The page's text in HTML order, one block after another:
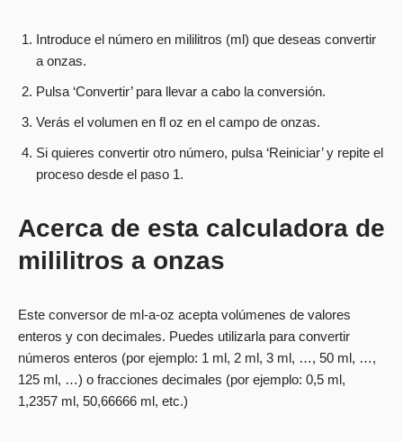
Introduce el número en mililitros (ml) que deseas convertir
a onzas.
Pulsa ‘Convertir’ para llevar a cabo la conversión.
Verás el volumen en fl oz en el campo de onzas.
Si quieres convertir otro número, pulsa ‘Reiniciar’ y repite el
proceso desde el paso 1.
Acerca de esta calculadora de
mililitros a onzas
Este conversor de ml-a-oz acepta volúmenes de valores
enteros y con decimales. Puedes utilizarla para convertir
números enteros (por ejemplo: 1 ml, 2 ml, 3 ml, …, 50 ml, …,
125 ml, …) o fracciones decimales (por ejemplo: 0,5 ml,
1,2357 ml, 50,66666 ml, etc.)